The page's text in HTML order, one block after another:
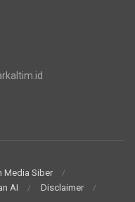
Media Siber
AI
Disclaimer